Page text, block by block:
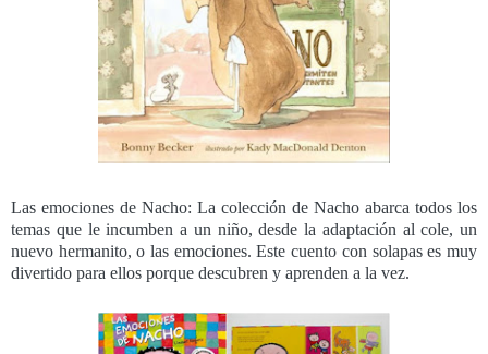
Las emociones de Nacho: La colección de Nacho abarca todos los
temas que le incumben a un niño, desde la adaptación al cole, un
nuevo hermanito, o las emociones. Este cuento con solapas es muy
divertido para ellos porque descubren y aprenden a la vez.